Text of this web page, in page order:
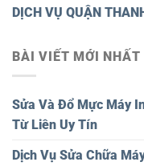
DỊCH VỤ QUẬN
BÀI VIẾT MỚI NHẤT
Sửa Và Đổ Mực Máy
Từ Liên Uy Tín
Dịch Vụ Sửa Chữa